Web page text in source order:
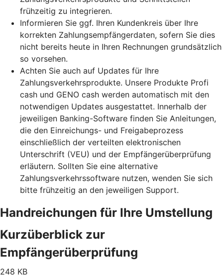
frühzeitig zu integrieren.
Informieren Sie ggf. Ihren Kundenkreis über Ihre
korrekten Zahlungsempfängerdaten, sofern Sie dies
nicht bereits heute in Ihren Rechnungen grundsätzlich
so vorsehen.
Achten Sie auch auf Updates für Ihre
Zahlungsverkehrsprodukte. Unsere Produkte Profi
cash und GENO cash werden automatisch mit den
notwendigen Updates ausgestattet. Innerhalb der
jeweiligen Banking-Software finden Sie Anleitungen,
die den Einreichungs- und Freigabeprozess
einschließlich der verteilten elektronischen
Unterschrift (VEU) und der Empfängerüberprüfung
erläutern. Sollten Sie eine alternative
Zahlungsverkehrssoftware nutzen, wenden Sie sich
bitte frühzeitig an den jeweiligen Support.
Handreichungen für Ihre Umstellung
Kurzüberblick zur
Empfängerüberprüfung
248 KB